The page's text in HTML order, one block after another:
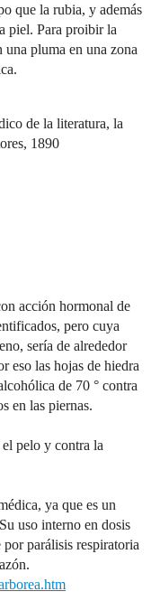
que la rubia, y además
piel. Para proibir la
una pluma en una zona
de la literatura, la
1890
acción hormonal de
pero cuya
sería de alrededor
eso las hojas de hiedra
de 70 ° contra
en las piernas.
pelo y contra la
ya que es un
uso interno en dosis
parálisis respiratoria